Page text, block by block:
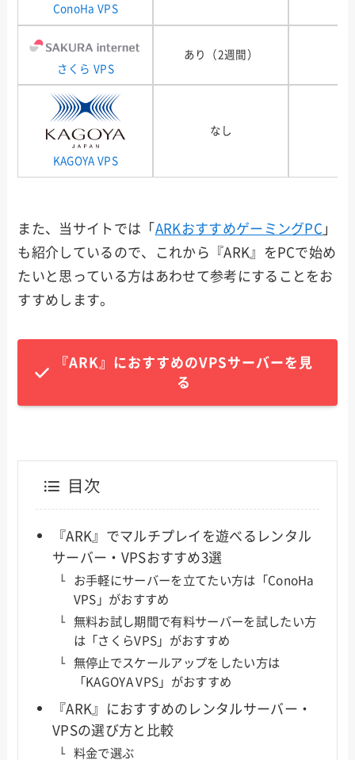
ConoHa VPS
さくら VPS
あり（2週間）
KAGOYA VPS
なし
また、当サイトでは「 ARKおすすめゲーミングPC 」
も紹介しているので、これから『ARK』をPCで始め
たいと思っている方はあわせて参考にすることをお
すすめします。
『ARK』におすすめのVPSサーバーを見
る
目次
『ARK』でマルチプレイを遊べるレンタル
サーバー・VPSおすすめ3選
お手軽にサーバーを立てたい方は「ConoHa
VPS」がおすすめ
無料お試し期間で有料サーバーを試したい方
は「さくらVPS」がおすすめ
無停止でスケールアップをしたい方は
「KAGOYA VPS」がおすすめ
『ARK』におすすめのレンタルサーバー・
VPSの選び方と比較
料金で選ぶ